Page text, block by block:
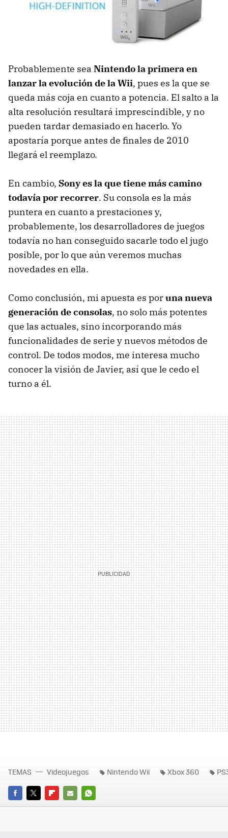
Probablemente sea Nintendo la primera en
lanzar la evolución de la Wii, pues es la que se
queda más coja en cuanto a potencia. El salto a la
alta resolución resultará imprescindible, y no
pueden tardar demasiado en hacerlo. Yo
apostaría porque antes de finales de 2010
llegará el reemplazo.
En cambio, Sony es la que tiene más camino
todavía por recorrer. Su consola es la más
puntera en cuanto a prestaciones y,
probablemente, los desarrolladores de juegos
todavía no han conseguido sacarle todo el jugo
posible, por lo que aún veremos muchas
novedades en ella.
Como conclusión, mi apuesta es poruna nueva
generación de consolas, no solo más potentes
que las actuales, sino incorporando más
funcionalidades de serie y nuevos métodos de
control. De todos modos, me interesa mucho
conocer la visión de Javier, así que le cedo el
turno a él.
FACEBOOK
TWITTERFLIPBOARD
E-
WHATSAPP
TEMAS Videojuegos Nintendo Wii Xbox 360